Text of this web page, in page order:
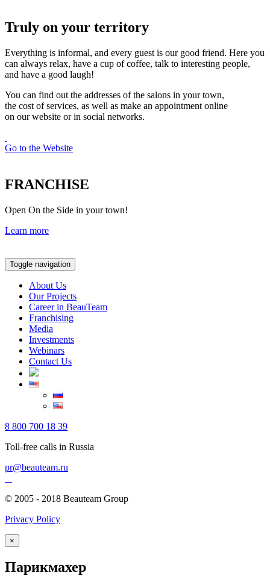
Truly on your territory
Everything is informal, and every guest is our good friend. Here you
can always relax, have a cup of coffee, talk to interesting people,
and have a good laugh!
You can find out the addresses of the salons in your town,
the cost of services, as well as make an appointment online
on our website or in social networks.
Go to the Website
FRANCHISE
Open On the Side in your town!
Learn more
Toggle navigation
About Us
Our Projects
Career in BeauTeam
Franchising
Media
Investments
Webinars
Contact Us
8 800 700 18 39
Toll-free calls in Russia
pr@beauteam.ru
© 2005 - 2018 Beauteam Group
Privacy Policy
×
Парикмахер